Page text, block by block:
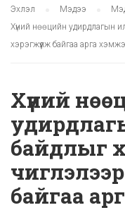
Эхлэл Мэдээ
Хүний нөөцийн удирдлагын
хэрэгжүүлж байгаа арга
Хүний
байдлыг
байгаа